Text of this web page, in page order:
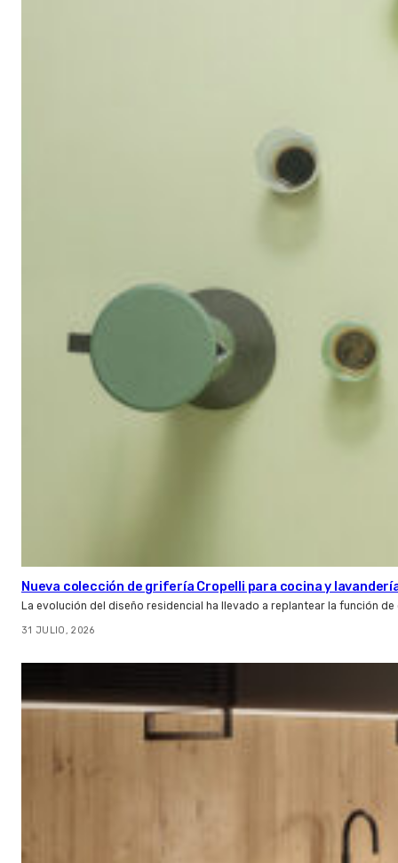
Nueva colección de grifería Cropelli para cocina y
La evolución del diseño residencial ha llevado a replantear la función
31 JULIO, 2026